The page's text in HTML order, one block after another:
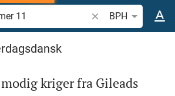
Søg efter bibelvers
BPH
kriger fra Gileads